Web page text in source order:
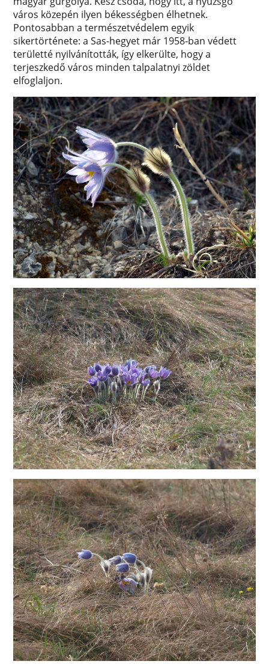
város közepén ilyen békességben élhetnek.
Pontosabban a természetvédelem egyik
sikertörténete: a Sas-hegyet már 1958-ban védett
területté nyilvánították, így elkerülte, hogy a
terjeszkedő város minden talpalatnyi zöldet
elfoglaljon.